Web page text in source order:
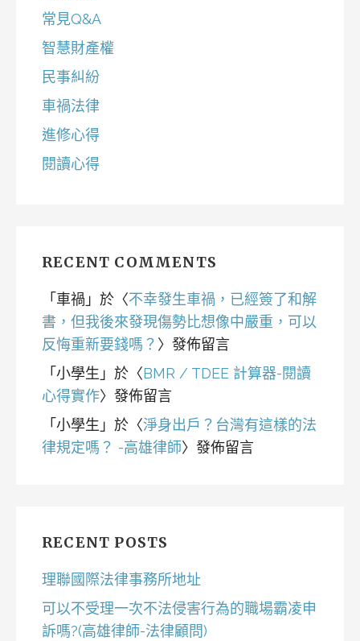
常見Q&A
智慧財產權
民事糾紛
車禍法律
進修心得
閱讀心得
RECENT COMMENTS
「 車禍 」於〈不幸發生車禍，已經簽了和解
書，但我後來發現傷勢比想像中嚴重，可以
反悔重新要錢嗎？ 〉發佈留言
「 小學生 」於〈BMR / TDEE 計算器-閱讀
心得實作〉發佈留言
「 小學生 」於〈淨身出戶？台灣有這樣的法
律規定嗎？ -高雄律師〉發佈留言
RECENT POSTS
理聯國際法律事務所地址
可以不受理一次不法侵害行為的職場霸凌申
訴嗎?(高雄律師-法律顧問)